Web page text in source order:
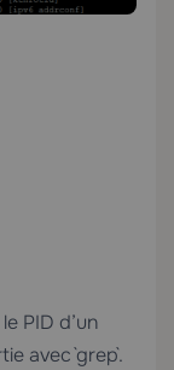
PID d’un
avec `grep`.